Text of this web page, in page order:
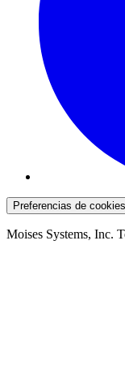
Preferencias de cookies
Moises Systems, Inc.